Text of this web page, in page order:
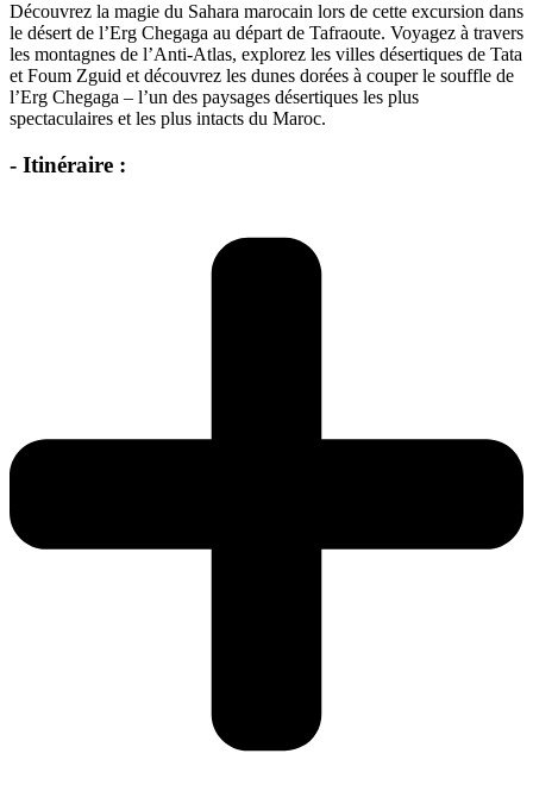
Découvrez la magie du Sahara marocain lors de cette excursion dans
le désert de l’Erg Chegaga au départ de Tafraoute. Voyagez à travers
les montagnes de l’Anti-Atlas, explorez les villes désertiques de Tata
et Foum Zguid et découvrez les dunes dorées à couper le souffle de
l’Erg Chegaga – l’un des paysages désertiques les plus
spectaculaires et les plus intacts du Maroc.
- Itinéraire :​